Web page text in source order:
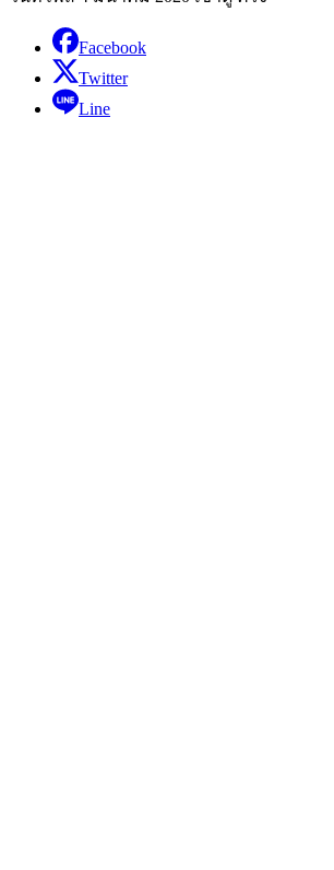
Facebook
Twitter
Line